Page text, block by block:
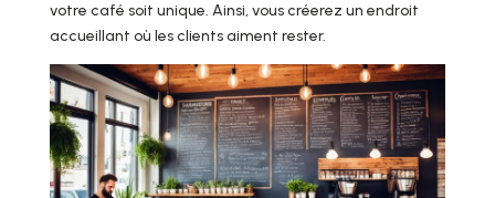
votre café soit unique. Ainsi, vous créerez un endroit
accueillant où les clients aiment rester.